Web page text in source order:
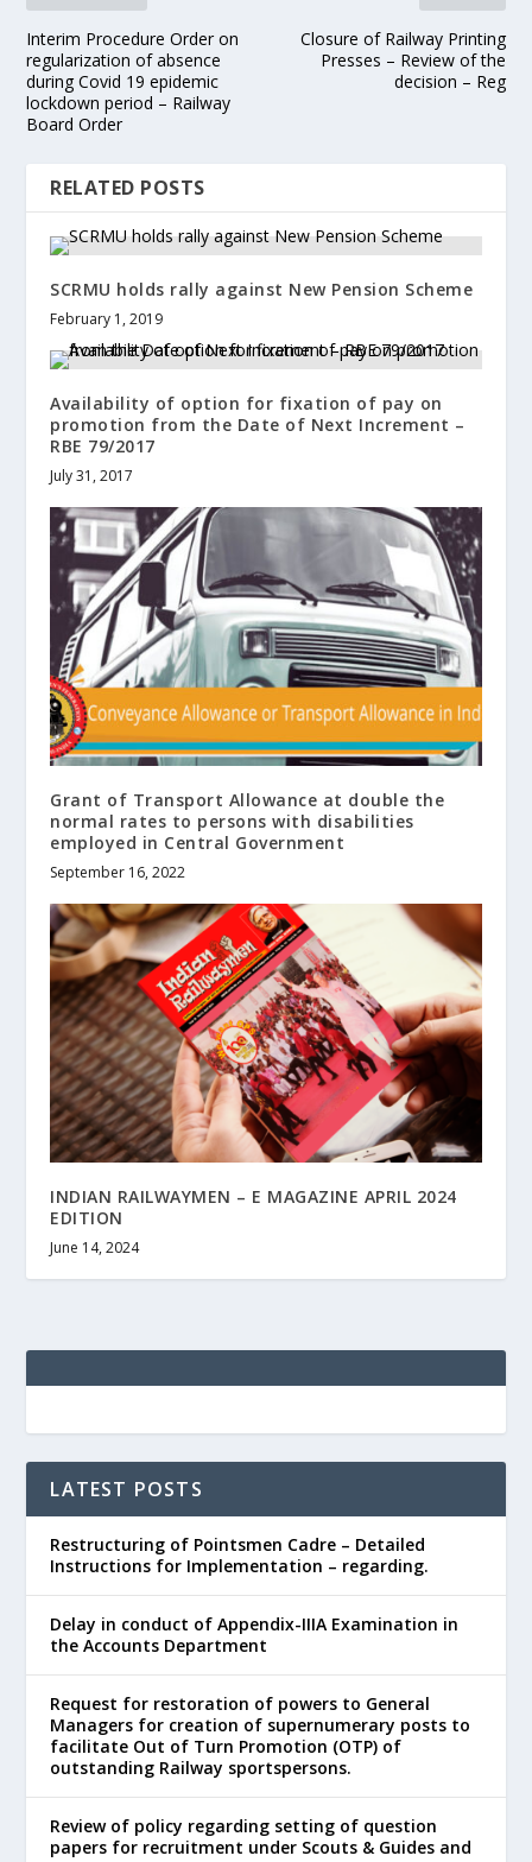
Interim Procedure Order on
regularization of absence
during Covid 19 epidemic
lockdown period – Railway
Board Order
Closure of Railway Printing
Presses – Review of the
decision – Reg
RELATED POSTS
SCRMU holds rally against New Pension Scheme
February 1, 2019
Availability of option for fixation of pay on
promotion from the Date of Next Increment –
RBE 79/2017
July 31, 2017
Grant of Transport Allowance at double the
normal rates to persons with disabilities
employed in Central Government
September 16, 2022
INDIAN RAILWAYMEN – E MAGAZINE APRIL 2024
EDITION
June 14, 2024
LATEST POSTS
Restructuring of Pointsmen Cadre – Detailed
Instructions for Implementation – regarding.
Delay in conduct of Appendix-IIIA Examination in
the Accounts Department
Request for restoration of powers to General
Managers for creation of supernumerary posts to
facilitate Out of Turn Promotion (OTP) of
outstanding Railway sportspersons.
Review of policy regarding setting of question
papers for recruitment under Scouts & Guides and